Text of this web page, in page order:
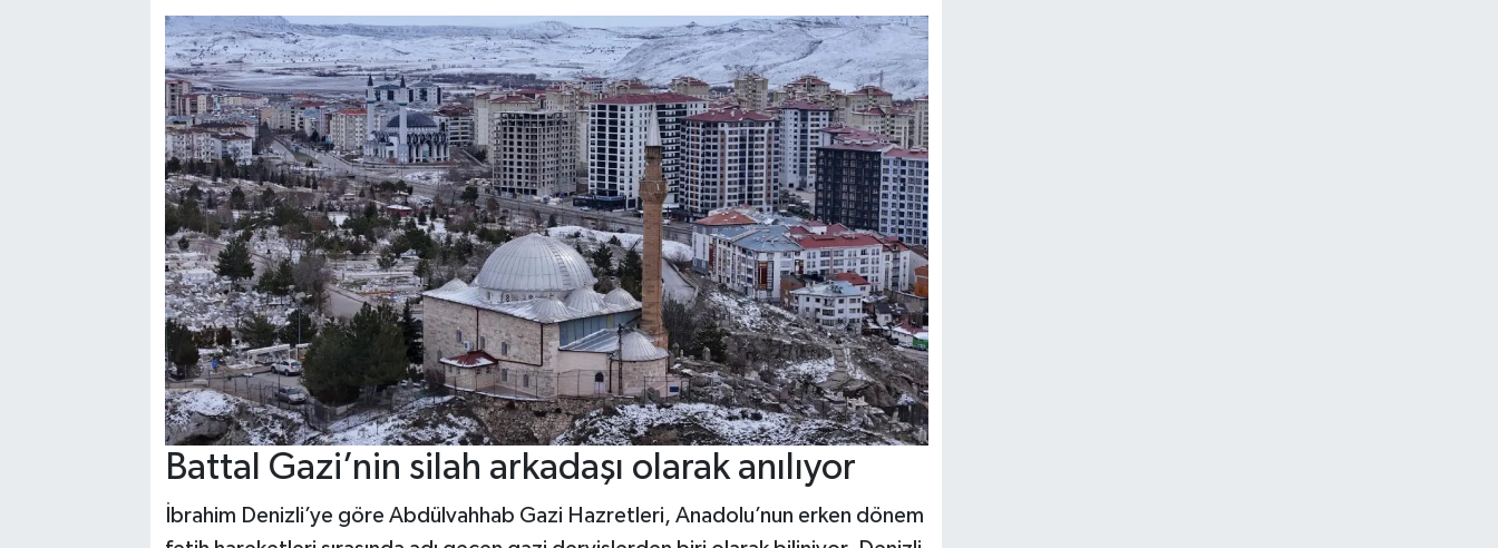
Battal Gazi’nin silah arkadaşı olarak anılıyor
İbrahim Denizli’ye göre Abdülvahhab Gazi Hazretleri, Anadolu’nun erken dönem